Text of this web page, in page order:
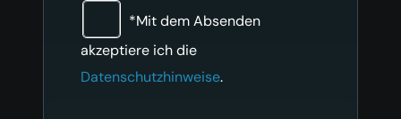
*Mit dem Absenden
akzeptiere ich die
Datenschutzhinweise.